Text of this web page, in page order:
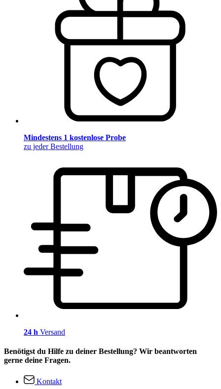
Mindestens 1 kostenlose Probe
zu jeder Bestellung
24 h Versand
Benötigst du Hilfe zu deiner Bestellung? Wir beantworten
gerne deine Fragen.
Kontakt